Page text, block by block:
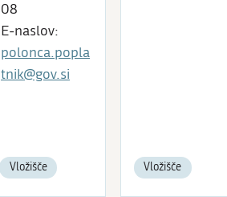
08
E-naslov:
polonca.popla
tnik@gov.si
Vložišče Vložišče